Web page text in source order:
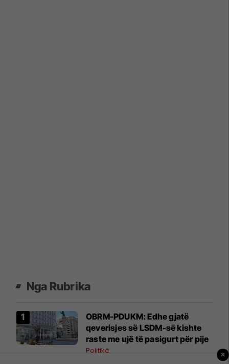
Nga Rubrika
OBRM-PDUKM: Edhe gjatë
qeverisjes së LSDM-së kishte
raste me ujë të pasigurt për pije
Politikë ×